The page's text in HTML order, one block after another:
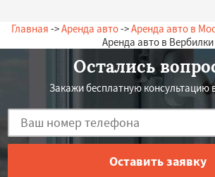
Главная ->Аренда авто->Аренда авто в
Аренда авто в Вербилки
Остались
Закажи бесплатную консультацию